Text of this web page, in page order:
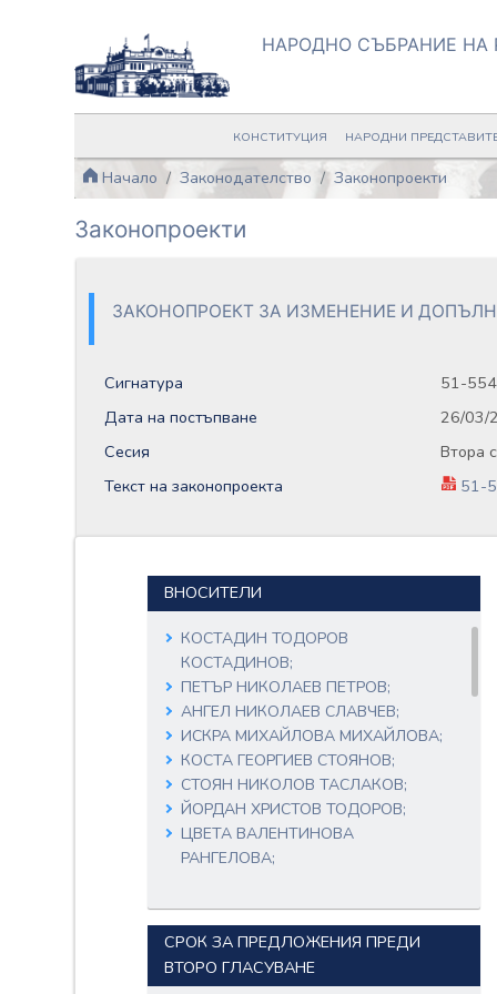
НАРОДНО СЪБРАНИЕ НА
КОНСТИТУЦИЯ НАРОДНИ
Начало Законодателство Законопроекти
Законопроекти
ЗАКОНОПРОЕКТ ЗА ИЗМЕНЕНИЕ И
Сигнатура
51-
Дата на постъпване
26/03/
Сесия
Втора
Текст на законопроекта
51-
ВНОСИТЕЛИ
КОСТАДИН ТОДОРОВ
КОСТАДИНОВ;
ПЕТЪР НИКОЛАЕВ ПЕТРОВ;
АНГЕЛ НИКОЛАЕВ СЛАВЧЕВ;
ИСКРА МИХАЙЛОВА МИХАЙЛОВА;
КОСТА ГЕОРГИЕВ СТОЯНОВ;
СТОЯН НИКОЛОВ ТАСЛАКОВ;
ЙОРДАН ХРИСТОВ ТОДОРОВ;
ЦВЕТА ВАЛЕНТИНОВА
РАНГЕЛОВА;
КОНСТАНТИНА ВЕНЦИСЛАВОВА
ПЕТРОВА;
НИКОЛА АНГЕЛОВ ДИМИТРОВ;
ДАНИЕЛ СТАНИСЛАВОВ
СРОК ЗА ПРЕДЛОЖЕНИЯ ПРЕДИ
ВТОРО ГЛАСУВАНЕ